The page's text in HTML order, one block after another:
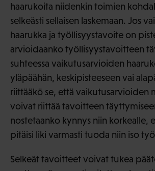
haarukoita niidenkin toimien
selkeästi sellaisen laskemaan. Jos
haarukka ja työllisyystavoite on
arvioidaanko työllisyystavoitteen
suhteessa vaikutusarvioiden
yläpäähän, keskipisteeseen vai
riittääkö se, että vaikutusarvioiden
voivat riittää tavoitteen
nostetaanko kynnys niin korkealle,
pitäisi liki varmasti tuoda niin iso
Selkeät tavoitteet voivat tukea